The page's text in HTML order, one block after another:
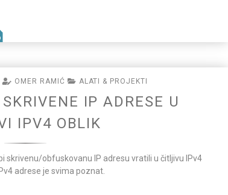
OMER RAMIĆ ALATI & PROJEKTI
IP ADRESE U
IPV4 OBLIK
skrivenu/obfuskovanu IP adresu vratili u čitljivu IPv4
adrese je svima poznat.